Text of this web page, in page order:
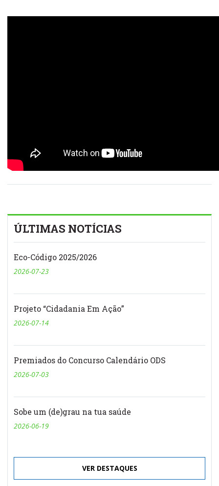
ÚLTIMAS NOTÍCIAS
Eco-Código 2025/2026
2026-07-23
Projeto “Cidadania Em Ação”
2026-07-14
Premiados do Concurso Calendário ODS
2026-07-03
Sobe um (de)grau na tua saúde
2026-06-19
VER DESTAQUES